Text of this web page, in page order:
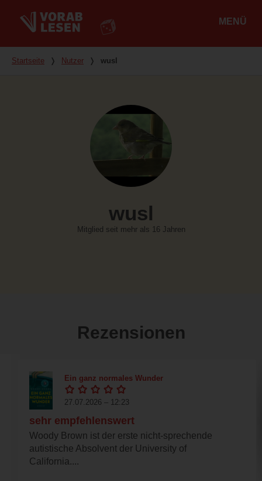
MENÜ
Du bist hier
Startseite ❭ Nutzer ❭ wusl
wusl
Mitglied seit mehr als 16 Jahren
Rezensionen
Ein ganz normales Wunder
27.07.2026 – 12:23
sehr empfehlenswert
Woody Brown ist der erste nicht-sprechende
autistische Absolvent der University of
California....